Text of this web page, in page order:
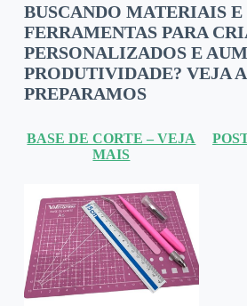
BUSCANDO MATERIAIS E
FERRAMENTAS PARA
PERSONALIZADOS E
PRODUTIVIDADE? VEJA
PREPARAMOS
BASE DE CORTE – VEJA
MAIS